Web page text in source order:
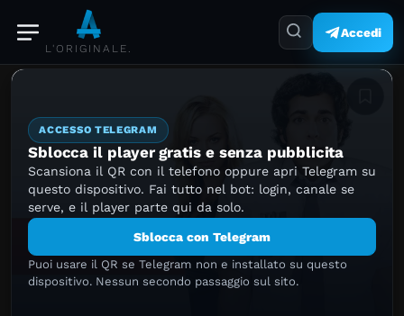
L'ORIGINALE.
Accedi
ACCESSO TELEGRAM
Sblocca il player gratis e senza pubblicita
Scansiona il QR con il telefono oppure apri Telegram su
questo dispositivo. Fai tutto nel bot: login, canale se
serve, e il player parte qui da solo.
Sblocca con Telegram
Puoi usare il QR se Telegram non e installato su questo
dispositivo. Nessun secondo passaggio sul sito.